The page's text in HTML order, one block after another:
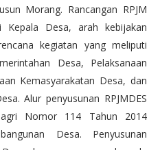
Morang. Rancangan RPJM
Desa, arah kebijakan
kegiatan yang meliputi
Desa, Pelaksanaan
Kemasyarakatan Desa, dan
Alur penyusunan RPJMDES
Nomor 114 Tahun 2014
Desa. Penyusunan